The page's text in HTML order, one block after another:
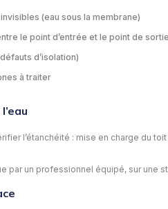
(eau sous la membrane)
le point d’entrée et le point de
d’isolation)
à traiter
l’étanchéité : mise en charge du
par un professionnel équipé, sur une